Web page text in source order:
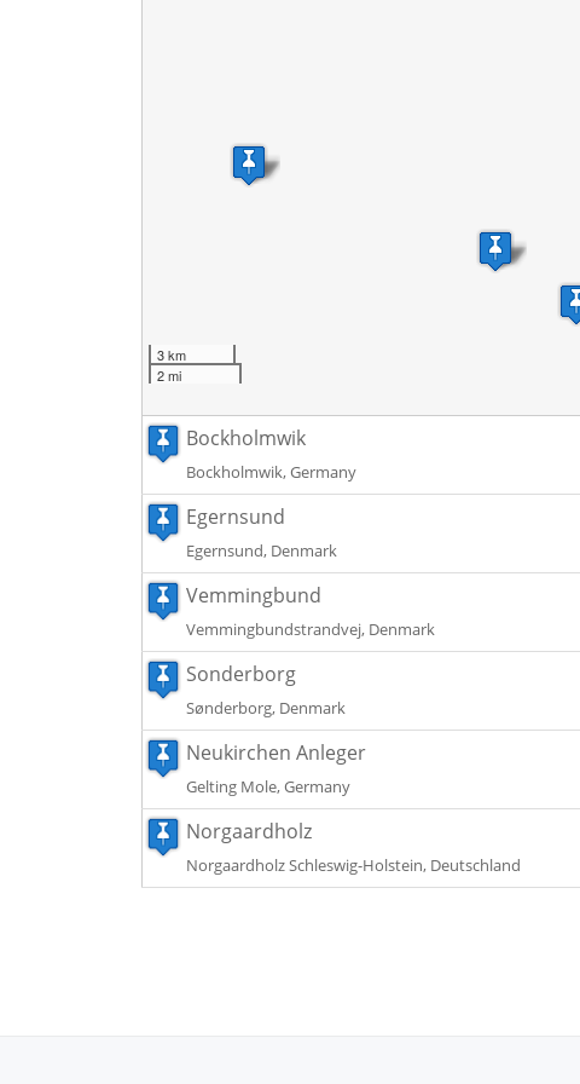
3 km
2 mi
Bockholmwik
Bockholmwik, Germany
Egernsund
Egernsund, Denmark
Vemmingbund
Vemmingbundstrandvej, Denmark
Sonderborg
Sønderborg, Denmark
Neukirchen Anleger
Gelting Mole, Germany
Norgaardholz
Norgaardholz Schleswig-Holstein, Deutschland